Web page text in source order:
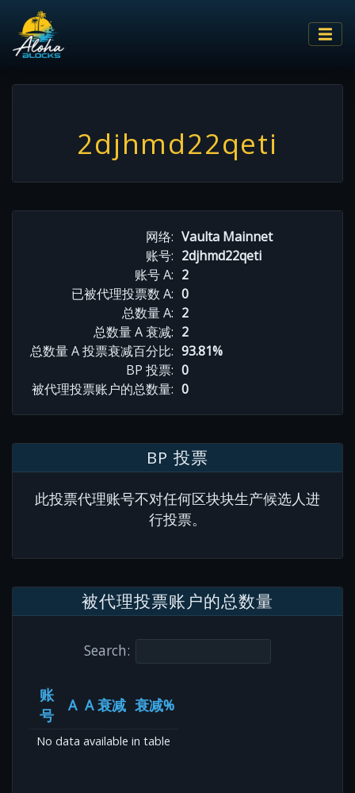
2djhmd22qeti
网络: Vaulta Mainnet
账号: 2djhmd22qeti
账号 A: 2
已被代理投票数 A: 0
总数量 A: 2
总数量 A 衰减: 2
总数量 A 投票衰减百分比: 93.81%
BP 投票: 0
被代理投票账户的总数量: 0
BP 投票
此投票代理账号不对任何区块块生产候选人进
行投票。
被代理投票账户的总数量
Search:
账
号
A A 衰减 衰减%
No data available in table